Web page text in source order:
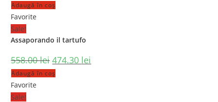
Adaugă în coș
Favorite
Sale!
Assaporando il tartufo
558.00lei 474.30 lei
Adaugă în coș
Favorite
Sale!